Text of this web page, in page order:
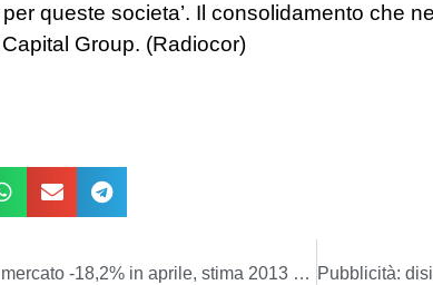
queste societa’. Il consolidamento che
Group. (Radiocor)
Pubblicità, Nielsen: mercato -18,2% in aprile, stima 2013 -10,8% – Quotidiani -24,8%, tv -18,9%, radio -17,4% e internet -0,6%